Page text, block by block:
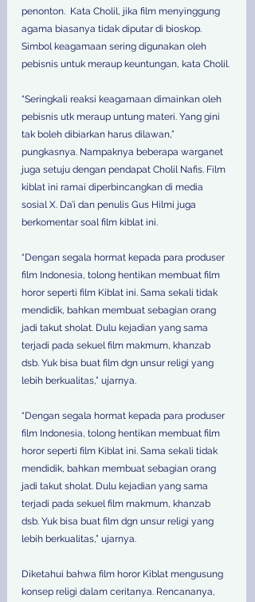
penonton.  Kata Cholil, jika film menyinggung
agama biasanya tidak diputar di bioskop.
Simbol keagamaan sering digunakan oleh
pebisnis untuk meraup keuntungan, kata Cholil.
“Seringkali reaksi keagamaan dimainkan oleh
pebisnis utk meraup untung materi. Yang gini
tak boleh dibiarkan harus dilawan,”
pungkasnya. Nampaknya beberapa warganet
juga setuju dengan pendapat Cholil Nafis. Film
kiblat ini ramai diperbincangkan di media
sosial X. Da’i dan penulis Gus Hilmi juga
berkomentar soal film kiblat ini.
“Dengan segala hormat kepada para produser
film Indonesia, tolong hentikan membuat film
horor seperti film Kiblat ini. Sama sekali tidak
mendidik, bahkan membuat sebagian orang
jadi takut sholat. Dulu kejadian yang sama
terjadi pada sekuel film makmum, khanzab
dsb. Yuk bisa buat film dgn unsur religi yang
lebih berkualitas,” ujarnya.
“Dengan segala hormat kepada para produser
film Indonesia, tolong hentikan membuat film
horor seperti film Kiblat ini. Sama sekali tidak
mendidik, bahkan membuat sebagian orang
jadi takut sholat. Dulu kejadian yang sama
terjadi pada sekuel film makmum, khanzab
dsb. Yuk bisa buat film dgn unsur religi yang
lebih berkualitas,” ujarnya.
Diketahui bahwa film horor Kiblat mengusung
konsep religi dalam ceritanya. Rencananya,